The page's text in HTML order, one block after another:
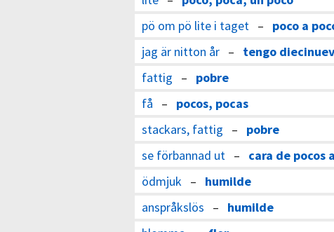
pö om pö lite i taget – poco a
jag är nitton år – tengo
fattig – pobre
få – pocos, pocas
stackars, fattig – pobre
se förbannad ut – cara de pocos
ödmjuk – humilde
anspråkslös – humilde